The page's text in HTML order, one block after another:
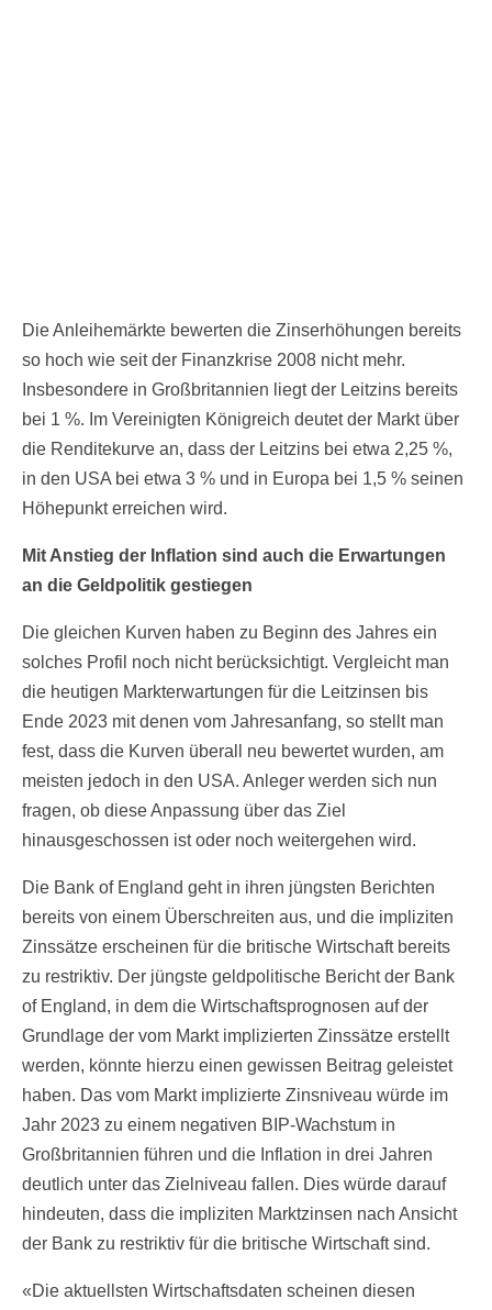
Die Anleihemärkte bewerten die Zinserhöhungen bereits
so hoch wie seit der Finanzkrise 2008 nicht mehr.
Insbesondere in Großbritannien liegt der Leitzins bereits
bei 1 %. Im Vereinigten Königreich deutet der Markt über
die Renditekurve an, dass der Leitzins bei etwa 2,25 %,
in den USA bei etwa 3 % und in Europa bei 1,5 % seinen
Höhepunkt erreichen wird.
Mit Anstieg der Inflation sind auch die Erwartungen
an die Geldpolitik gestiegen
Die gleichen Kurven haben zu Beginn des Jahres ein
solches Profil noch nicht berücksichtigt. Vergleicht man
die heutigen Markterwartungen für die Leitzinsen bis
Ende 2023 mit denen vom Jahresanfang, so stellt man
fest, dass die Kurven überall neu bewertet wurden, am
meisten jedoch in den USA. Anleger werden sich nun
fragen, ob diese Anpassung über das Ziel
hinausgeschossen ist oder noch weitergehen wird.
Die Bank of England geht in ihren jüngsten Berichten
bereits von einem Überschreiten aus, und die impliziten
Zinssätze erscheinen für die britische Wirtschaft bereits
zu restriktiv. Der jüngste geldpolitische Bericht der Bank
of England, in dem die Wirtschaftsprognosen auf der
Grundlage der vom Markt implizierten Zinssätze erstellt
werden, könnte hierzu einen gewissen Beitrag geleistet
haben. Das vom Markt implizierte Zinsniveau würde im
Jahr 2023 zu einem negativen BIP-Wachstum in
Großbritannien führen und die Inflation in drei Jahren
deutlich unter das Zielniveau fallen. Dies würde darauf
hindeuten, dass die impliziten Marktzinsen nach Ansicht
der Bank zu restriktiv für die britische Wirtschaft sind.
«Die aktuellsten Wirtschaftsdaten scheinen diesen